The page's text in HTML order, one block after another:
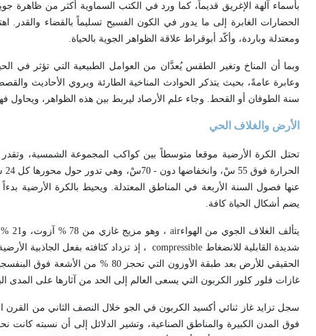
بأسماء آلهة الإغريق قديماً، كما ورد في الكتب السماوية أكثر من
الحضارات الغابرة إلى ما يدور في الكون الفسيح تسليماً بالقضاء والقدر.
ومعتدلة وباردة، وأكّد أبوقراط علاقة الظواهر الجوية بالحياة.
وبما أن المناخ وتغير الطقس يُعدَّان من العوامل الطبيعية التي تؤثر في
وعابرة عامةً، بحيث يتذكر الحوادث المناخية الطارئة ويروي الأحاديث
سنة الطوفان أو القحط. وجاء علم الأرصاد ليربط بين هذه الظواهر،
الأرض والغلاف الحي
عنها فصول السنة الأربعة في المناطق المعتدلة. ويحيط بالكرة الأرضية
يضم أشكال الحياة كافة.
يتألف الغلاف الجوي من الهواءair ، وهو مزيج غازي من 78 % آزوت، و21 % أكسجين، وغازات أخرى أهمها غاز ثنائي أكسيد الكربون
شديدة القابلية للانضغاط compressible
الحقيقي للأرض بعد طبقة الأوزون
غازات فلور كلور الكربون التي يسعى العالم إلى الحد من آثارها على المدى